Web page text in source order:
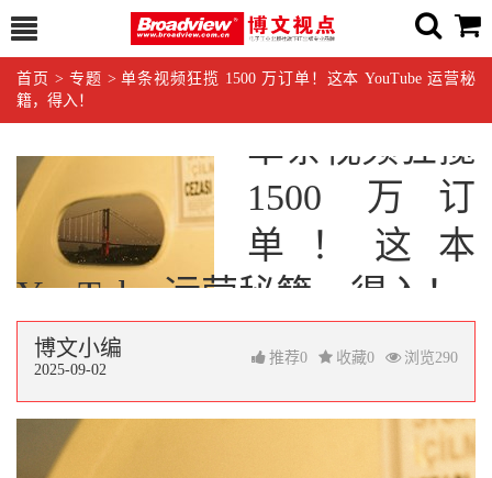
首页 > 专题 >单条视频狂揽 1500 万订单！这本 YouTube 运营秘
籍，得入！
单条视频狂揽
1500 万订
单！这本
YouTube 运营秘籍，得入！
博文小编
2025-09-02
推荐0 收藏0 浏览290